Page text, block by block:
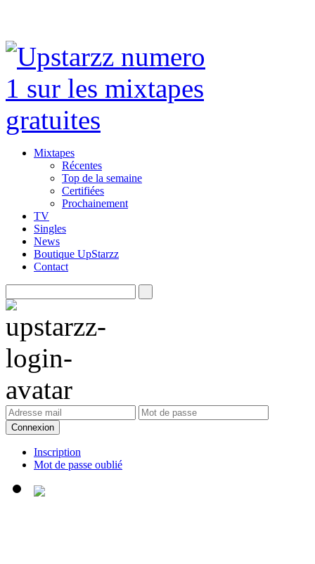
Mixtapes
Récentes
Top de la semaine
Certifiées
Prochainement
TV
Singles
News
Boutique UpStarzz
Contact
Connexion
Inscription
Mot de passe oublié